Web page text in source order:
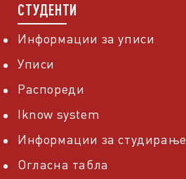
СТУДЕНТИ
Информации за уписи
Уписи
Распореди
Iknow system
Информации за студирање
Огласна табла